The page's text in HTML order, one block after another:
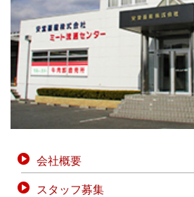
会社概要
スタッフ募集